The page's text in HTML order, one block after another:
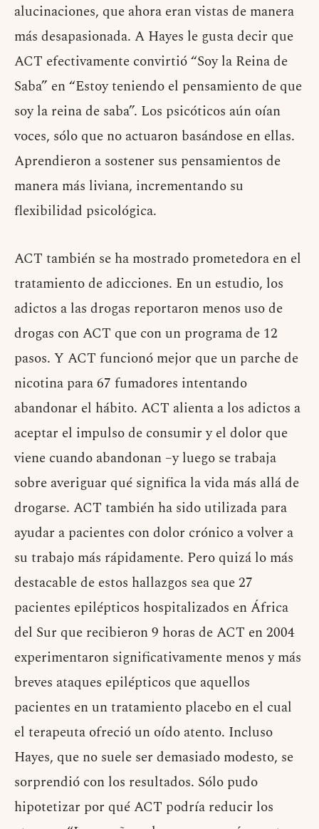
alucinaciones, que ahora eran vistas de manera
más desapasionada. A Hayes le gusta decir que
ACT efectivamente convirtió “Soy la Reina de
Saba” en “Estoy teniendo el pensamiento de que
soy la reina de saba”. Los psicóticos aún oían
voces, sólo que no actuaron basándose en ellas.
Aprendieron a sostener sus pensamientos de
manera más liviana, incrementando su
flexibilidad psicológica.
ACT también se ha mostrado prometedora en el
tratamiento de adicciones. En un estudio, los
adictos a las drogas reportaron menos uso de
drogas con ACT que con un programa de 12
pasos. Y ACT funcionó mejor que un parche de
nicotina para 67 fumadores intentando
abandonar el hábito. ACT alienta a los adictos a
aceptar el impulso de consumir y el dolor que
viene cuando abandonan –y luego se trabaja
sobre averiguar qué significa la vida más allá de
drogarse. ACT también ha sido utilizada para
ayudar a pacientes con dolor crónico a volver a
su trabajo más rápidamente. Pero quizá lo más
destacable de estos hallazgos sea que 27
pacientes epilépticos hospitalizados en África
del Sur que recibieron 9 horas de ACT en 2004
experimentaron significativamente menos y más
breves ataques epilépticos que aquellos
pacientes en un tratamiento placebo en el cual
el terapeuta ofreció un oído atento. Incluso
Hayes, que no suele ser demasiado modesto, se
sorprendió con los resultados. Sólo pudo
hipotetizar por qué ACT podría reducir los